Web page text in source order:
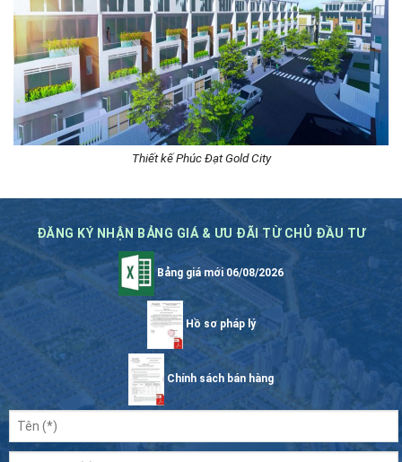
Thiết kế Phúc Đạt Gold City
ĐĂNG KÝ NHẬN BẢNG GIÁ & ƯU ĐÃI TỪ CHỦ ĐẦU TƯ
Bảng giá mới 06/08/2026
Hồ sơ pháp lý
Chính sách bán hàng